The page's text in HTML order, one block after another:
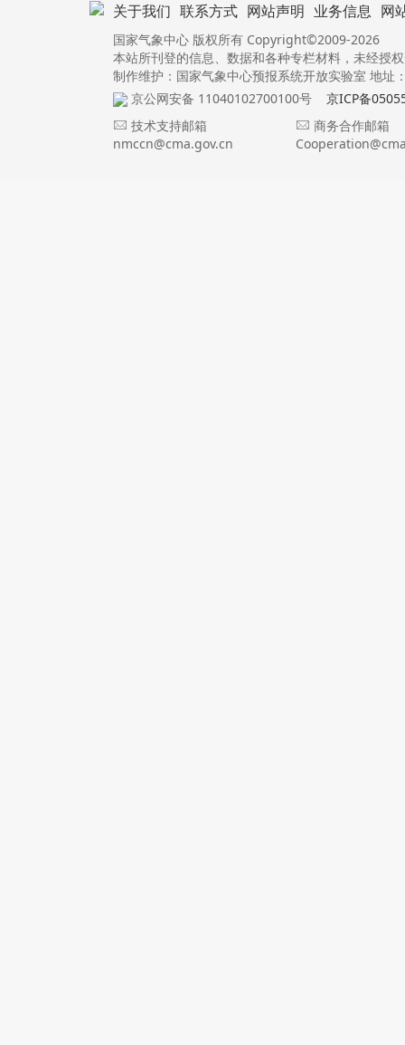
关于我们 联系方式 网站声明 业务信息 网
国家气象中心 版权所有 Copyright©2009-2026
本站所刊登的信息、数据和各种专栏材料，未经授
制作维护：国家气象中心预报系统开放实验室 地址
京公网安备 11040102700100号
京ICP备
技术支持邮箱
nmccn@cma.gov.cn
商务合作邮箱